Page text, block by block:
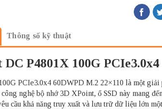
Thông số kỹ thuật
P4801X 100G
PCIe3.0x4 60DWPD M.2 22×110 là một
nghệ bộ nhớ 3D XPoint, ổ SSD này mang
cầu khả năng truy xuất và lưu trữ dữ liệu lớn một